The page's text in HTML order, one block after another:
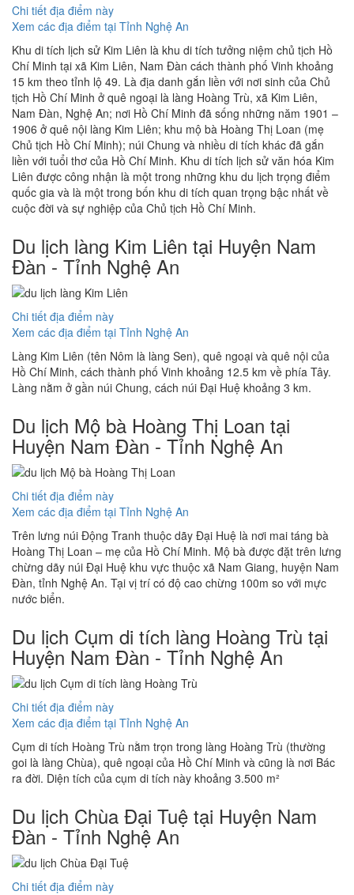
Chi tiết địa điểm này
Xem các địa điểm tại Tỉnh Nghệ An
Khu di tích lịch sử Kim Liên là khu di tích tưởng niệm chủ tịch Hồ
Chí Minh tại xã Kim Liên, Nam Đàn cách thành phố Vinh khoảng
15 km theo tỉnh lộ 49. Là địa danh gắn liền với nơi sinh của Chủ
tịch Hồ Chí Minh ở quê ngoại là làng Hoàng Trù, xã Kim Liên,
Nam Đàn, Nghệ An; nơi Hồ Chí Minh đã sống những năm 1901 –
1906 ở quê nội làng Kim Liên; khu mộ bà Hoàng Thị Loan (mẹ
Chủ tịch Hồ Chí Minh); núi Chung và nhiều di tích khác đã gắn
liền với tuổi thơ của Hồ Chí Minh. Khu di tích lịch sử văn hóa Kim
Liên được công nhận là một trong những khu du lịch trọng điểm
quốc gia và là một trong bốn khu di tích quan trọng bậc nhất về
cuộc đời và sự nghiệp của Chủ tịch Hồ Chí Minh.
Du lịch làng Kim Liên tại Huyện Nam
Đàn - Tỉnh Nghệ An
Chi tiết địa điểm này
Xem các địa điểm tại Tỉnh Nghệ An
Làng Kim Liên (tên Nôm là làng Sen), quê ngoại và quê nội của
Hồ Chí Minh, cách thành phố Vinh khoảng 12.5 km về phía Tây.
Làng nằm ở gần núi Chung, cách núi Đại Huệ khoảng 3 km.
Du lịch Mộ bà Hoàng Thị Loan tại
Huyện Nam Đàn - Tỉnh Nghệ An
Chi tiết địa điểm này
Xem các địa điểm tại Tỉnh Nghệ An
Trên lưng núi Động Tranh thuộc dãy Đại Huệ là nơi mai táng bà
Hoàng Thị Loan – mẹ của Hồ Chí Minh. Mộ bà được đặt trên lưng
chừng dãy núi Đại Huệ khu vực thuộc xã Nam Giang, huyện Nam
Đàn, tỉnh Nghệ An. Tại vị trí có độ cao chừng 100m so với mực
nước biển.
Du lịch Cụm di tích làng Hoàng Trù tại
Huyện Nam Đàn - Tỉnh Nghệ An
Chi tiết địa điểm này
Xem các địa điểm tại Tỉnh Nghệ An
Cụm di tích Hoàng Trù nằm trọn trong làng Hoàng Trù (thường
goi là làng Chùa), quê ngoại của Hồ Chí Minh và cũng là nơi Bác
ra đời. Diện tích của cụm di tích này khoảng 3.500 m²
Du lịch Chùa Đại Tuệ tại Huyện Nam
Đàn - Tỉnh Nghệ An
Chi tiết địa điểm này